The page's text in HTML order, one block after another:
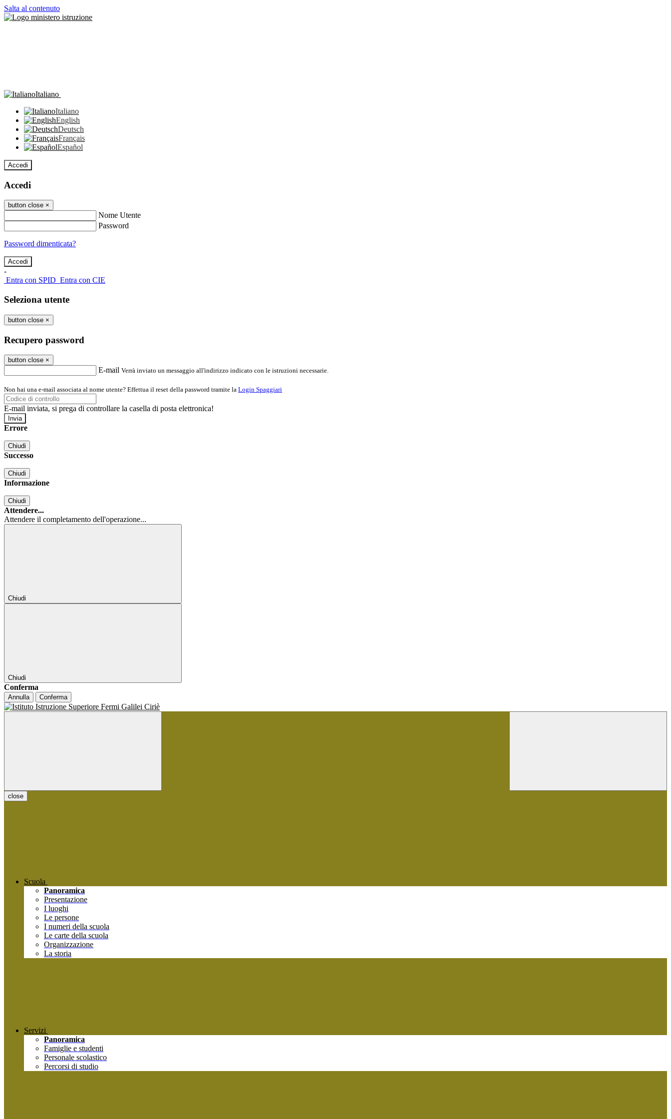
Salta al contenuto
Italiano
Italiano
English
Deutsch
Français
Español
Accedi
Accedi
button close ×
Nome Utente
Password
Password dimenticata?
-
Entra con SPID Entra con CIE
Seleziona utente
button close ×
Recupero password
button close ×
E-mail Verrà inviato un messaggio all'indirizzo indicato con le istruzioni necessarie.
Non hai una e-mail associata al nome utente? Effettua il reset della password tramite la Login Spaggiari
E-mail inviata, si prega di controllare la casella di posta elettronica!
Errore
Chiudi
Successo
Chiudi
Informazione
Chiudi
Attendere...
Attendere il completamento dell'operazione...
Chiudi
Chiudi
Conferma
Annulla Conferma
close
Scuola
Panoramica
Presentazione
I luoghi
Le persone
I numeri della scuola
Le carte della scuola
Organizzazione
La storia
Servizi
Panoramica
Famiglie e studenti
Personale scolastico
Percorsi di studio